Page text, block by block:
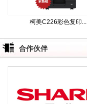
柯美C226彩色复印...
合作伙伴